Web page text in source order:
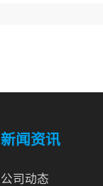
新闻资讯
公司动态